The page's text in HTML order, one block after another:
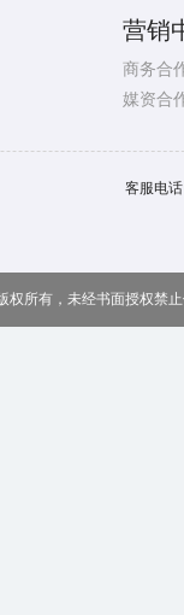
营销
商务合
媒资合
客服电
权所有，未经书面授权